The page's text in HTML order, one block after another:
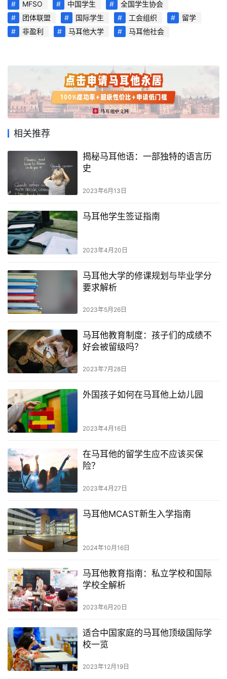
页
旅
生
活
南
他
民
留
学
育
址
导
航
MFSO 中国学生
全国学生协会
团体联盟
国际学生 工会组织
留学
非盈利
马耳他大学 马耳他社会
相关推荐
揭秘马耳他语：一部独特的语言历
史
2023年6月13日
马耳他学生签证指南
2023年4月20日
马耳他大学的修课规划与毕业学分
要求解析
2023年5月26日
马耳他教育制度：孩子们的成绩不
好会被留级吗？
2023年7月28日
外国孩子如何在马耳他上幼儿园
2023年4月16日
在马耳他的留学生应不应该买保
险？
2023年4月27日
马耳他MCAST新生入学指南
2024年10月16日
马耳他教育指南：私立学校和国际
学校全解析
2023年6月20日
适合中国家庭的马耳他顶级国际学
校一览
2023年12月19日